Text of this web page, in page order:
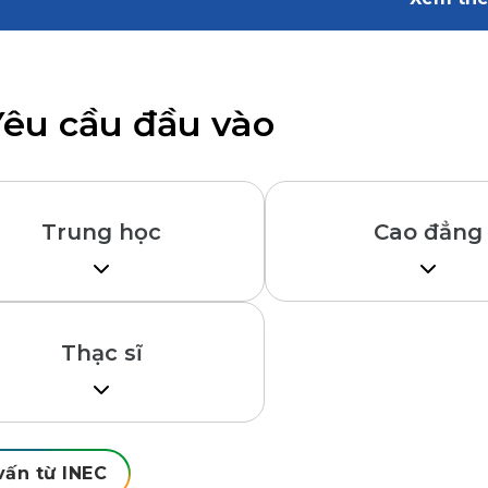
Đại
Chỉ từ
cầu đầu vào
Trung học
Học sinh hoàn tất lớp hiện
tại tại Việt Nam, GPA từ
Không bắt buộc chứng chỉ
Cao đẳng
Học sinh tốt
IELTS 5.5 hoặc
Thạc sĩ
Tốt nghiệp đại học, GPA từ
6.5
Kinh nghiệm làm việc (tùy
ngành, tùy trường)
từ INEC